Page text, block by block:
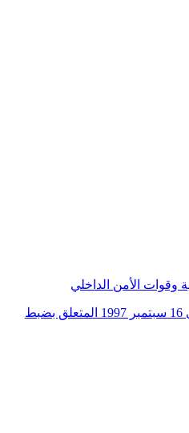
أمر عدد 147 لسنة 1997 مؤرخ في 10 نوفمبر 1997 يتعلق بالغرامات التعويضية الممنوحة للعسكريين وقوات الأمن الداخلي المحدثة بالأمر عدد 130 لسنة 1997 المؤرخ في 16 سبتمبر 1997 المتعلق بضبط